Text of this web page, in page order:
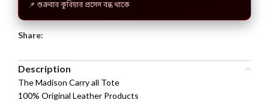
📌 শুক্রবার কুরিয়ার প্রসেস বন্ধ থাকে
Share:
Description
The Madison Carry all Tote
100% Original Leather Products